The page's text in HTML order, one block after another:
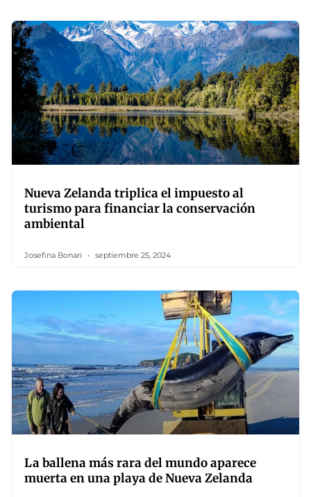
Nueva Zelanda triplica el impuesto al
turismo para financiar la conservación
ambiental
Josefina Bonari septiembre 25, 2024
La ballena más rara del mundo aparece
muerta en una playa de Nueva Zelanda